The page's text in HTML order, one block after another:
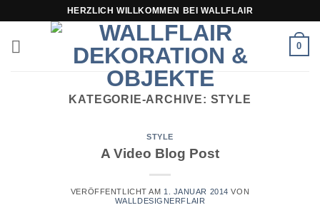
springen
HERZLICH WILLKOMMEN BEI WALLFLAIR
0
KATEGORIE-ARCHIVE: STYLE
STYLE
A Video Blog Post
VERÖFFENTLICHT AM 1. JANUAR 2014 VON
WALLDESIGNERFLAIR